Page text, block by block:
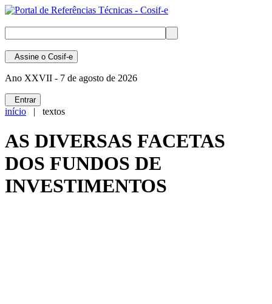
Assine o Cosif-e
Ano XXVII - 7 de agosto de 2026
Entrar
início | textos
AS DIVERSAS FACETAS
DOS FUNDOS DE
INVESTIMENTOS